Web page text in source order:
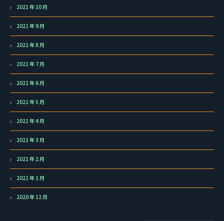
2021 年 10 月
2021 年 9 月
2021 年 8 月
2021 年 7 月
2021 年 6 月
2021 年 5 月
2021 年 4 月
2021 年 3 月
2021 年 2 月
2021 年 1 月
2020 年 12 月